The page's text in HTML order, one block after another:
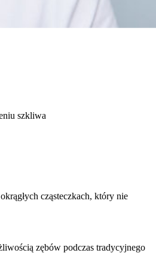
szkliwa
cząsteczkach, który nie
zębów podczas tradycyjnego